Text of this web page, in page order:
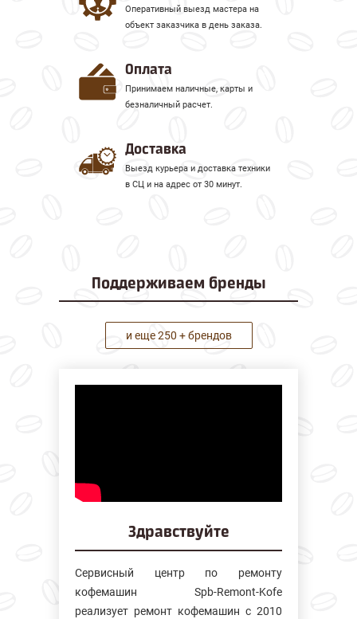
Оперативный выезд мастера на
объект заказчика в день заказа.
Оплата
Принимаем наличные, карты и
безналичный расчет.
Доставка
Выезд курьера и доставка техники
в СЦ и на адрес от 30 минут.
Поддерживаем бренды
и еще 250 + брендов
Здравствуйте
Сервисный центр по ремонту
кофемашин Spb-Remont-Kofe
реализует ремонт кофемашин с 2010